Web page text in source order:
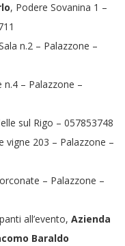
, Podere Sovanina 1 –
n.2 – Palazzone –
n.4 – Palazzone –
sul Rigo – 057853748
vigne 203 – Palazzone –
– Palazzone –
all’evento, Azienda
Baraldo